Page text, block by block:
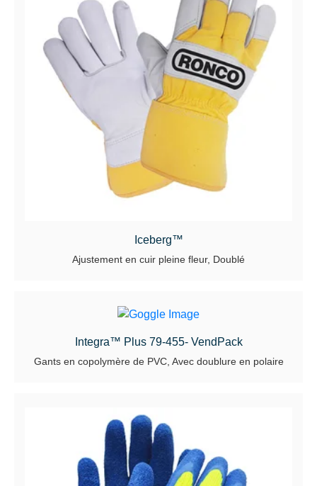
Iceberg™
Ajustement en cuir pleine fleur, Doublé
Integra™ Plus 79-455- VendPack
Gants en copolymère de PVC, Avec doublure en polaire